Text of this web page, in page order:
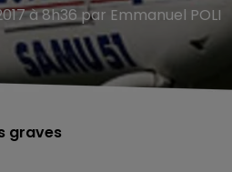
à 8h36 par Emmanuel POLI
graves